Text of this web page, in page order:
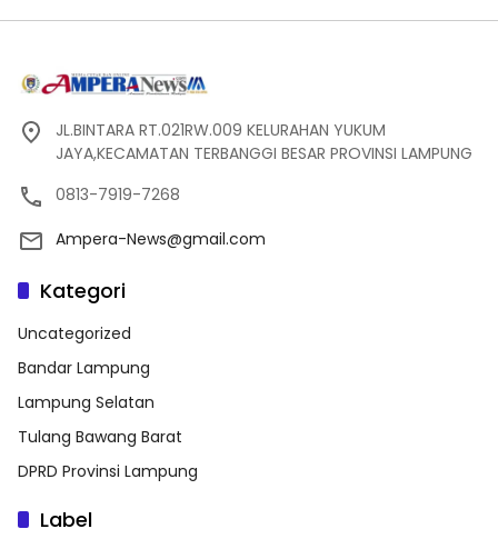
JL.BINTARA RT.021RW.009 KELURAHAN YUKUM
JAYA,KECAMATAN TERBANGGI BESAR PROVINSI LAMPUNG
0813-7919-7268
Ampera-News@gmail.com
Kategori
Uncategorized
Bandar Lampung
Lampung Selatan
Tulang Bawang Barat
DPRD Provinsi Lampung
Label